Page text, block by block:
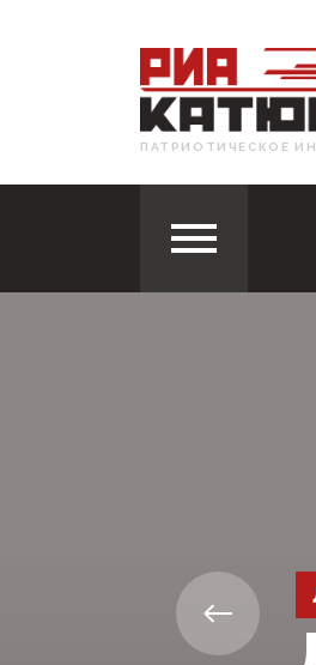
ПАТРИОТИЧЕСКОЕ